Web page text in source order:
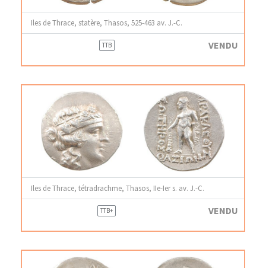
Iles de Thrace, statère, Thasos, 525-463 av. J.-C.
TTB VENDU
Iles de Thrace, tétradrachme, Thasos, IIe-Ier s. av. J.-C.
TTB+ VENDU